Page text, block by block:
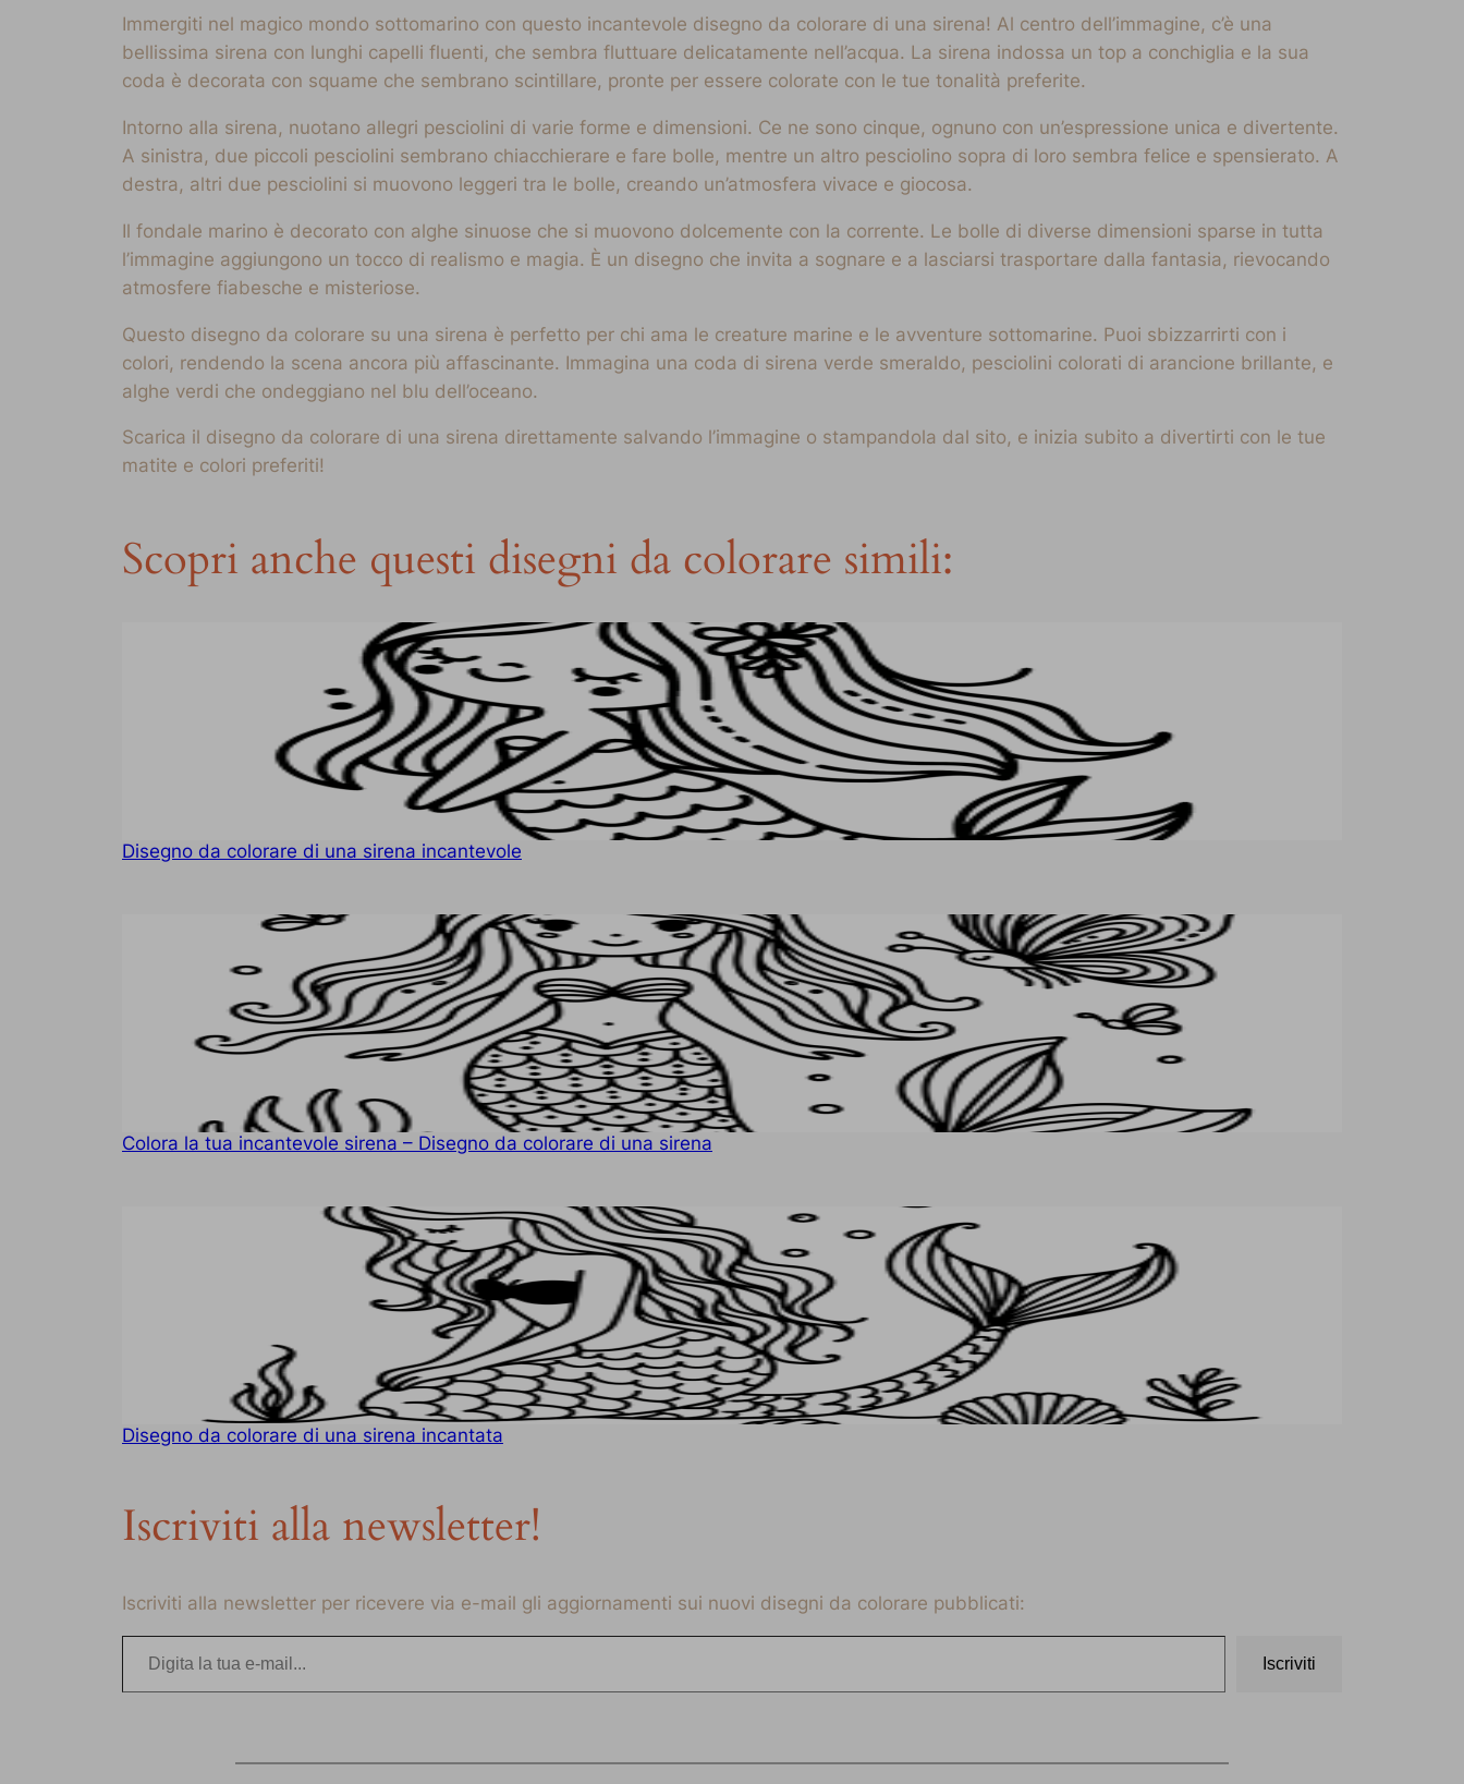
Immergiti nel magico mondo sottomarino con questo incantevole disegno da colorare di una sirena! Al centro dell’immagine, c’è una
bellissima sirena con lunghi capelli fluenti, che sembra fluttuare delicatamente nell’acqua. La sirena indossa un top a conchiglia e la sua
coda è decorata con squame che sembrano scintillare, pronte per essere colorate con le tue tonalità preferite.
Intorno alla sirena, nuotano allegri pesciolini di varie forme e dimensioni. Ce ne sono cinque, ognuno con un’espressione unica e divertente.
A sinistra, due piccoli pesciolini sembrano chiacchierare e fare bolle, mentre un altro pesciolino sopra di loro sembra felice e spensierato. A
destra, altri due pesciolini si muovono leggeri tra le bolle, creando un’atmosfera vivace e giocosa.
Il fondale marino è decorato con alghe sinuose che si muovono dolcemente con la corrente. Le bolle di diverse dimensioni sparse in tutta
l’immagine aggiungono un tocco di realismo e magia. È un disegno che invita a sognare e a lasciarsi trasportare dalla fantasia, rievocando
atmosfere fiabesche e misteriose.
Questo disegno da colorare su una sirena è perfetto per chi ama le creature marine e le avventure sottomarine. Puoi sbizzarrirti con i
colori, rendendo la scena ancora più affascinante. Immagina una coda di sirena verde smeraldo, pesciolini colorati di arancione brillante, e
alghe verdi che ondeggiano nel blu dell’oceano.
Scarica il disegno da colorare di una sirena direttamente salvando l’immagine o stampandola dal sito, e inizia subito a divertirti con le tue
matite e colori preferiti!
Scopri anche questi disegni da colorare simili:
Disegno da colorare di una sirena incantevole
Colora la tua incantevole sirena – Disegno da colorare di una sirena
Disegno da colorare di una sirena incantata
Iscriviti alla newsletter!
Iscriviti alla newsletter per ricevere via e-mail gli aggiornamenti sui nuovi disegni da colorare pubblicati:
Digita la tua e-mail…
Iscriviti